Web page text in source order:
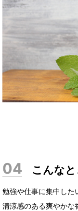
こんな
勉強や仕事に集中した
清涼感のある爽やかな